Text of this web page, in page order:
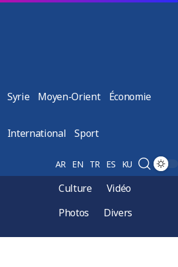
Syrie Moyen-Orient Économie
International Sport
AR EN TR ES KU
Culture
Vidéo
Photos
Divers